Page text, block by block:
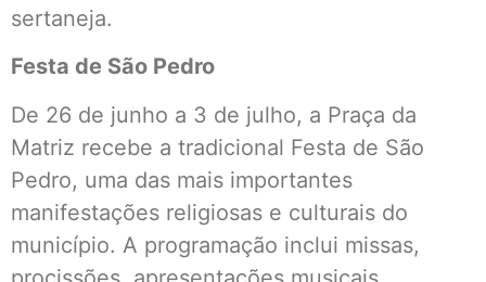
sertaneja.
Festa de São Pedro
De 26 de junho a 3 de julho, a Praça da
Matriz recebe a tradicional Festa de São
Pedro, uma das mais importantes
manifestações religiosas e culturais do
município. A programação inclui missas,